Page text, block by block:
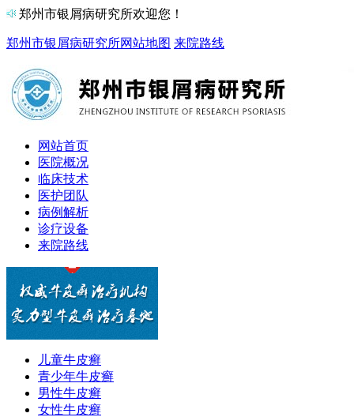
郑州市银屑病研究所欢迎您！
郑州市银屑病研究所网站地图 来院路线
网站首页
医院概况
临床技术
医护团队
病例解析
诊疗设备
来院路线
儿童牛皮癣
青少年牛皮癣
男性牛皮癣
女性牛皮癣